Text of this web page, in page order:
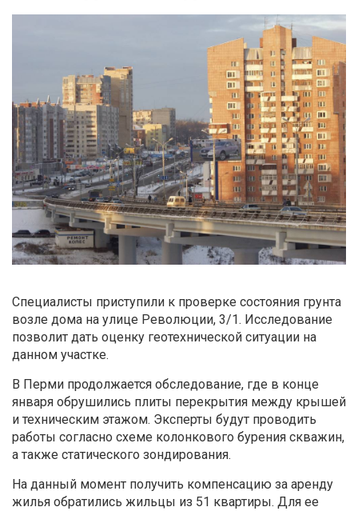
Специалисты приступили к проверке состояния грунта
возле дома на улице Революции, 3/1. Исследование
позволит дать оценку геотехнической ситуации на
данном участке.
В Перми продолжается обследование, где в конце
января обрушились плиты перекрытия между крышей
и техническим этажом. Эксперты будут проводить
работы согласно схеме колонкового бурения скважин,
а также статического зондирования.
На данный момент получить компенсацию за аренду
жилья обратились жильцы из 51 квартиры. Для ее